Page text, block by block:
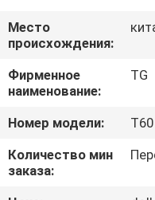
НАС
ПУТЕШЕСТВИЕ
ФАБРИКИ
ПРОВЕРКА
КАЧЕСТВА
Место
происхождения:
Фирменное
наименование:
TG
Номер модели:
T60
Количество мин
заказа: